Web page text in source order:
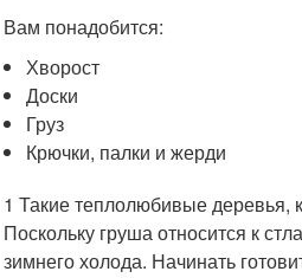
Вам понадобится:
Хворост
Доски
Груз
Крючки, палки и жерди
1 Такие теплолюбивые деревья,
Поскольку груша относится к
зимнего холода. Начинать